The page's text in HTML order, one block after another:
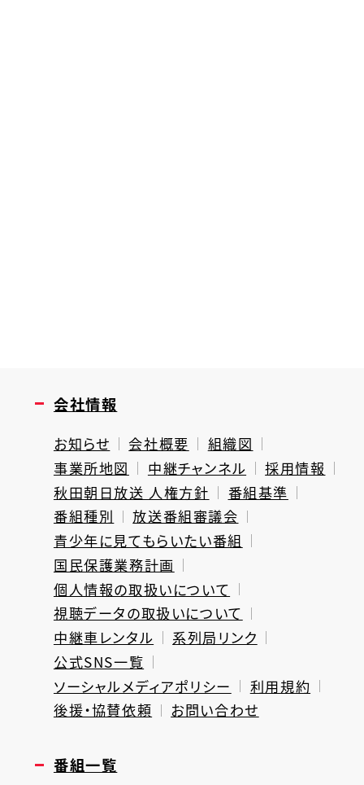
会社情報
お知らせ 会社概要
組織図
事業所地図
中継チャンネル
採用情報
秋田朝日放送 人権方針
番組基準
番組種別
放送番組審議会
青少年に見てもらいたい番組
国民保護業務計画
個人情報の取扱いについて
視聴データの取扱いについて
中継車レンタル
系列局リンク
公式SNS一覧
ソーシャルメディアポリシー
利用規約
後援・協賛依頼
お問い合わせ
番組一覧